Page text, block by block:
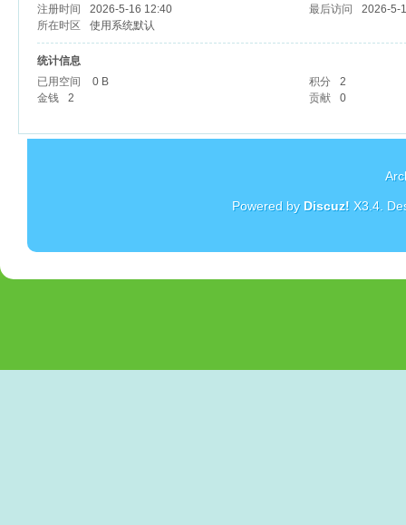
注册时间
2026-5-16 12:40 最后访问
2026-5-
所在时区
使用系统默认
统计信息
已用空间
0 B 积分
2
金钱
2 贡献 0
Powered by Discuz! X3.4.